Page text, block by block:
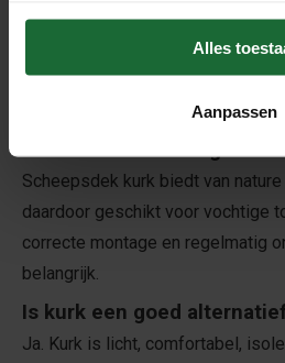
Alles
Aanpassen
Ja, speciaal ontwikkeld
is geschikt als scheepsdek.
gewone kurkrol die uitsluitend
Scheepsdek kurk biedt van
daardoor geschikt voor vochtige
correcte montage en regelmatig
belangrijk.
Is kurk een goed
Ja. Kurk is licht, comfortabel,